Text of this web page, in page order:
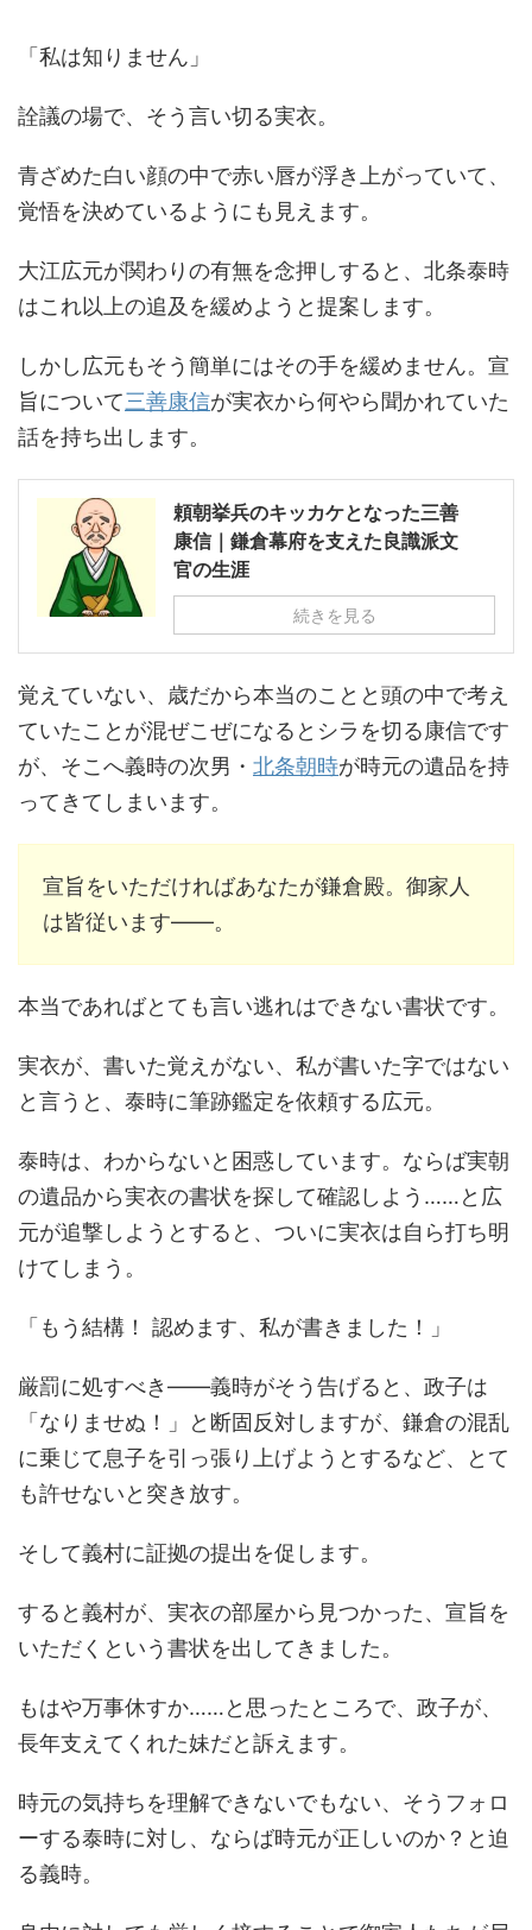
「私は知りません」
詮議の場で、そう言い切る実衣。
青ざめた白い顔の中で赤い唇が浮き上がっていて、
覚悟を決めているようにも見えます。
大江広元が関わりの有無を念押しすると、北条泰時
はこれ以上の追及を緩めようと提案します。
しかし広元もそう簡単にはその手を緩めません。宣
旨について三善康信が実衣から何やら聞かれていた
話を持ち出します。
頼朝挙兵のキッカケとなった三善
康信｜鎌倉幕府を支えた良識派文
官の生涯
続きを見る
覚えていない、歳だから本当のことと頭の中で考え
ていたことが混ぜこぜになるとシラを切る康信です
が、そこへ義時の次男・ 北条朝時が時元の遺品を持
ってきてしまいます。
宣旨をいただければあなたが鎌倉殿。御家人
は皆従います――。
本当であればとても言い逃れはできない書状です。
実衣が、書いた覚えがない、私が書いた字ではない
と言うと、泰時に筆跡鑑定を依頼する広元。
泰時は、わからないと困惑しています。ならば実朝
の遺品から実衣の書状を探して確認しよう……と広
元が追撃しようとすると、ついに実衣は自ら打ち明
けてしまう。
「もう結構！ 認めます、私が書きました！」
厳罰に処すべき――義時がそう告げると、政子は
「なりませぬ！」と断固反対しますが、鎌倉の混乱
に乗じて息子を引っ張り上げようとするなど、とて
も許せないと突き放す。
そして義村に証拠の提出を促します。
すると義村が、実衣の部屋から見つかった、宣旨を
いただくという書状を出してきました。
もはや万事休すか……と思ったところで、政子が、
長年支えてくれた妹だと訴えます。
時元の気持ちを理解できないでもない、そうフォロ
ーする泰時に対し、ならば時元が正しいのか？と迫
る義時。